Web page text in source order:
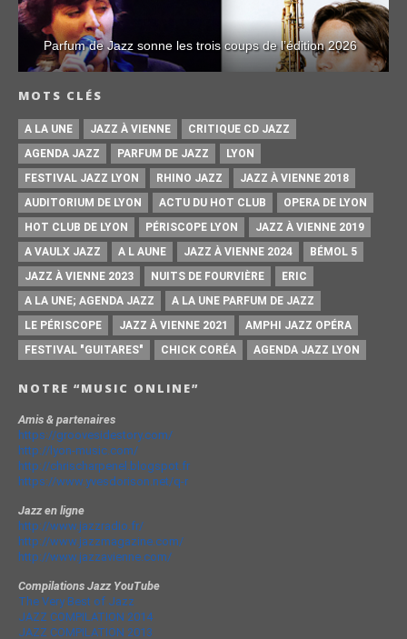
Parfum de Jazz sonne les trois coups de l’édition 2026
MOTS CLÉS
A LA UNE JAZZ À VIENNE
CRITIQUE CD JAZZ
AGENDA JAZZ
PARFUM DE JAZZ
LYON
FESTIVAL JAZZ LYON
RHINO JAZZ
JAZZ À VIENNE 2018
AUDITORIUM DE LYON
ACTU DU HOT CLUB
OPERA DE LYON
HOT CLUB DE LYON
PÉRISCOPE LYON
JAZZ À VIENNE 2019
A VAULX JAZZ
A L AUNE JAZZ À VIENNE 2024
BÉMOL 5
JAZZ À VIENNE 2023
NUITS DE FOURVIÈRE
ERIC
A LA UNE; AGENDA JAZZ
A LA UNE PARFUM DE JAZZ
LE PÉRISCOPE
JAZZ À VIENNE 2021
AMPHI JAZZ OPÉRA
FESTIVAL "GUITARES"
CHICK CORÉA AGENDA JAZZ LYON
NOTRE “MUSIC ONLINE”
Amis & partenaires
https://groovesidestory.com/
http://lyon-music.com/
http://chrischarpenel.blogspot.fr
https://www.yvesdorison.net/q-r
Jazz en ligne
http://www.jazzradio.fr/
http://www.jazzmagazine.com/
http://www.jazzavienne.com/
Compilations Jazz YouTube
The Very Best of Jazz
JAZZ COMPILATION 2014
JAZZ COMPILATION 2013